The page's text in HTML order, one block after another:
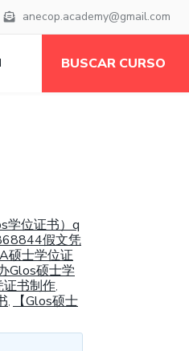
anecop.academy@gmail.com
BUSCAR CURSO
学位证书）q
假文凭
硕士学位证
Glos硕士学
书制作,
,
【Glos硕士